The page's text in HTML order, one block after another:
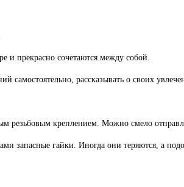
и прекрасно сочетаются между собой.
самостоятельно, рассказывать о своих
резьбовым креплением. Можно смело
запасные гайки. Иногда они теряются, а